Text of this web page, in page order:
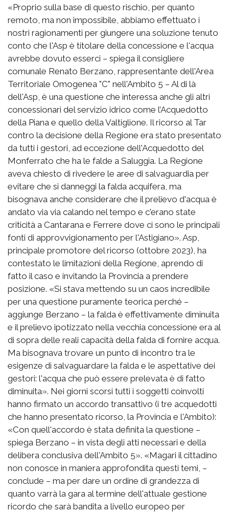
«Proprio sulla base di questo rischio, per quanto
remoto, ma non impossibile, abbiamo effettuato i
nostri ragionamenti per giungere una soluzione tenuto
conto che l'Asp è titolare della concessione e l'acqua
avrebbe dovuto esserci – spiega il consigliere
comunale Renato Berzano, rappresentante dell'Area
Territoriale Omogenea "C" nell'Ambito 5 – Al di là
dell'Asp, è una questione che interessa anche gli altri
concessionari del servizio idrico come l’Acquedotto
della Piana e quello della Valtiglione. Il ricorso al Tar
contro la decisione della Regione era stato presentato
da tutti i gestori, ad eccezione dell'Acquedotto del
Monferrato che ha le falde a Saluggia. La Regione
aveva chiesto di rivedere le aree di salvaguardia per
evitare che si danneggi la falda acquifera, ma
bisognava anche considerare che il prelievo d'acqua è
andato via via calando nel tempo e c'erano state
criticità a Cantarana e Ferrere dove ci sono le principali
fonti di approvvigionamento per l'Astigiano». Asp,
principale promotore del ricorso (ottobre 2023), ha
contestato le limitazioni della Regione, aprendo di
fatto il caso e invitando la Provincia a prendere
posizione. «Si stava mettendo su un caos incredibile
per una questione puramente teorica perché –
aggiunge Berzano – la falda è effettivamente diminuita
e il prelievo ipotizzato nella vecchia concessione era al
di sopra delle reali capacità della falda di fornire acqua.
Ma bisognava trovare un punto di incontro tra le
esigenze di salvaguardare la falda e le aspettative dei
gestori: l'acqua che può essere prelevata è di fatto
diminuita». Nei giorni scorsi tutti i soggetti coinvolti
hanno firmato un accordo transattivo (i tre acquedotti
che hanno presentato ricorso, la Provincia e l'Ambito):
«Con quell'accordo è stata definita la questione –
spiega Berzano – in vista degli atti necessari e della
delibera conclusiva dell'Ambito 5». «Magari il cittadino
non conosce in maniera approfondita questi temi, –
conclude – ma per dare un ordine di grandezza di
quanto varrà la gara al termine dell'attuale gestione
ricordo che sarà bandita a livello europeo per